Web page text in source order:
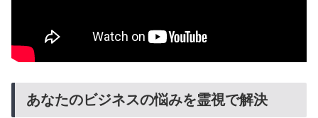
あなたのビジネスの悩みを霊視で解決